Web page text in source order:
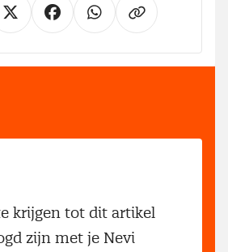
krijgen tot dit artikel
zijn met je Nevi